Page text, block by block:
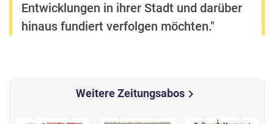
Entwicklungen in ihrer Stadt und darüber
hinaus fundiert verfolgen möchten."
Weitere Zeitungsaboschevron_right